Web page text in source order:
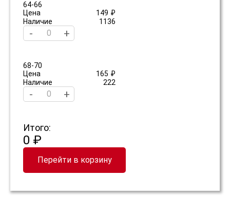
64-66
Цена
149 ₽
Наличие
1136
- +
68-70
Цена
165 ₽
Наличие
222
- +
Итого:
0 ₽
Перейти в корзину